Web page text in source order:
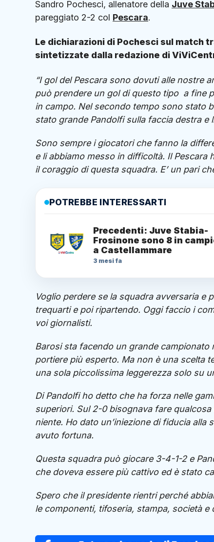
Sandro Pochesci, allenatore della Juve
pareggiato 2-2 col Pescara.
Le dichiarazioni di Pochesci sul match
sintetizzate dalla redazione di
“I gol del Pescara sono dovuti alle nostre
può prendere un gol di questo tipo a fine
in campo. Nel secondo tempo sono stato
stato grande Pandolfi sulla faccia destra
Sono sempre i giocatori che fanno la
e li abbiamo messo in difficoltà. Il
il coraggio di questa squadra. E’ un pari
POTREBBE INTERESSARTI
Precedenti: Juve Stabia-
Frosinone sono 8 in
a Castellammare
3 mesi fa
Voglio perdere se la squadra avversaria e
trequarti e poi ripartendo. Oggi faccio i
voi giornalisti.
Barosi sta facendo un grande
portiere più esperto. Ma non è una scelta
una sola piccolissima leggerezza solo su
Di Pandolfi ho detto che ha forza nelle
superiori. Sul 2-0 bisognava fare
niente. Ho dato un’iniezione di fiducia alla
avuto fortuna.
Questa squadra può giocare 3-4-1-2 e
che doveva essere più cattivo ed è stato
Spero che il presidente rientri perché
le componenti, tifoseria, stampa, società